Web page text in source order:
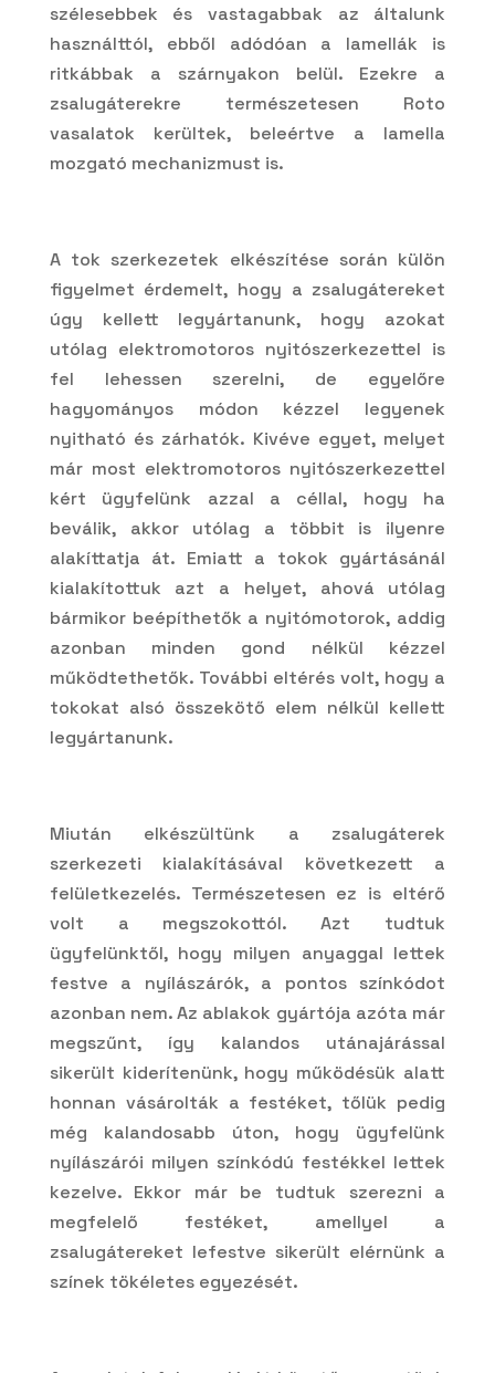
szélesebbek és vastagabbak az általunk
használttól, ebből adódóan a lamellák is
ritkábbak a szárnyakon belül. Ezekre a
zsalugáterekre természetesen Roto
vasalatok kerültek, beleértve a lamella
mozgató mechanizmust is.
A tok szerkezetek elkészítése során külön
figyelmet érdemelt, hogy a zsalugátereket
úgy kellett legyártanunk, hogy azokat
utólag elektromotoros nyitószerkezettel is
fel lehessen szerelni, de egyelőre
hagyományos módon kézzel legyenek
nyitható és zárhatók. Kivéve egyet, melyet
már most elektromotoros nyitószerkezettel
kért ügyfelünk azzal a céllal, hogy ha
beválik, akkor utólag a többit is ilyenre
alakíttatja át. Emiatt a tokok gyártásánál
kialakítottuk azt a helyet, ahová utólag
bármikor beépíthetők a nyitómotorok, addig
azonban minden gond nélkül kézzel
működtethetők. További eltérés volt, hogy a
tokokat alsó összekötő elem nélkül kellett
legyártanunk.
Miután elkészültünk a zsalugáterek
szerkezeti kialakításával következett a
felületkezelés. Természetesen ez is eltérő
volt a megszokottól. Azt tudtuk
ügyfelünktől, hogy milyen anyaggal lettek
festve a nyílászárók, a pontos színkódot
azonban nem. Az ablakok gyártója azóta már
megszűnt, így kalandos utánajárással
sikerült kiderítenünk, hogy működésük alatt
honnan vásárolták a festéket, tőlük pedig
még kalandosabb úton, hogy ügyfelünk
nyílászárói milyen színkódú festékkel lettek
kezelve. Ekkor már be tudtuk szerezni a
megfelelő festéket, amellyel a
zsalugátereket lefestve sikerült elérnünk a
színek tökéletes egyezését.